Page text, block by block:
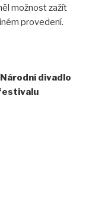
možnost zažít
provedení.
divadlo